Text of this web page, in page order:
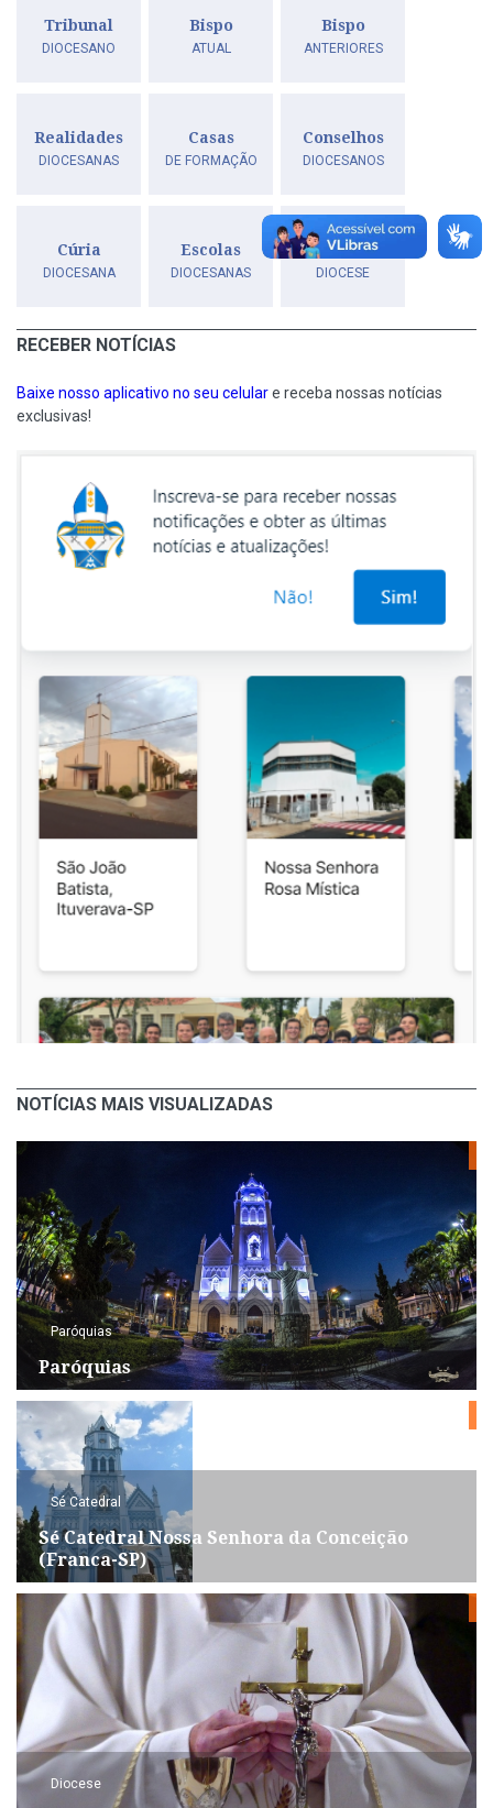
Tribunal
DIOCESANO
Bispo
ATUAL
Bispo
ANTERIORES
Realidades
DIOCESANAS
Casas
DE FORMAÇÃO
Conselhos
DIOCESANOS
Cúria
DIOCESANA
Escolas
DIOCESANAS
História
DIOCESE
RECEBER NOTÍCIAS
Baixe nosso aplicativo no seu celulare receba nossas notícias
exclusivas!
NOTÍCIAS MAIS VISUALIZADAS
Paróquias
Paróquias
Sé Catedral
Sé Catedral Nossa Senhora da Conceição
(Franca-SP)
Diocese